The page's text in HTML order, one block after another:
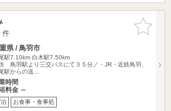
お気に入
りに追加
件
県 / 鳥羽市
駅7.10km 白木駅7.50km
鳥羽駅より三交バスにて３５分／・JR・近鉄鳥羽、
駅からの送…
時間
料金 ～
お食事・食事処